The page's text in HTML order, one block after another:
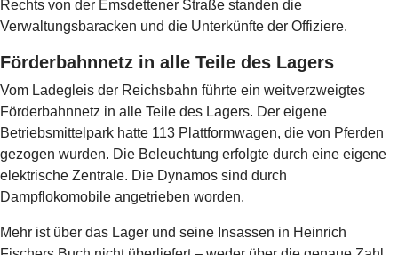
Rechts von der Emsdettener Straße standen die
Verwaltungsbaracken und die Unterkünfte der Offiziere.
Förderbahnnetz in alle Teile des Lagers
Vom Ladegleis der Reichsbahn führte ein weitverzweigtes
Förderbahnnetz in alle Teile des Lagers. Der eigene
Betriebsmittelpark hatte 113 Plattformwagen, die von Pferden
gezogen wurden. Die Beleuchtung erfolgte durch eine eigene
elektrische Zentrale. Die Dynamos sind durch
Dampflokomobile angetrieben worden.
Mehr ist über das Lager und seine Insassen in Heinrich